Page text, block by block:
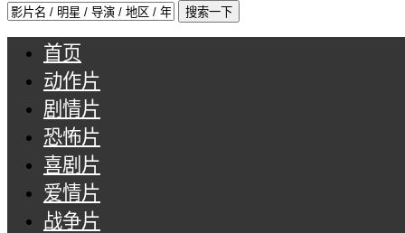
首页
动作片
剧情片
恐怖片
喜剧片
爱情片
战争片